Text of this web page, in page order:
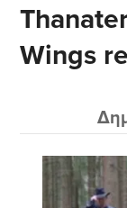
και
Ήμουν πολύ
καινούριο
μπορούν να...
Wings